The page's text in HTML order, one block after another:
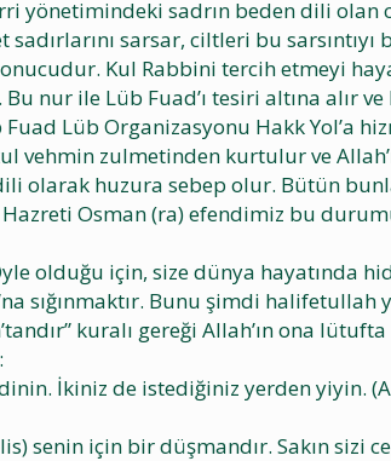
yönetimindeki sadrın beden dili olan
sarsar, ciltleri bu
Kul Rabbini tercih etmeyi
nur ile Lüb Fuad’ı tesiri altına alır
Fuad Lüb Organizasyonu Hakk Yol’a
vehmin zulmetinden kurtulur ve
olarak huzura sebep olur. Bütün
Osman (ra) efendimiz bu
olduğu için, size dünya hayatında
sığınmaktır. Bunu şimdi halifetullah
kuralı gereği Allah’ın ona
İkiniz de istediğiniz yerden yiyin.
senin için bir düşmandır. Sakın sizi